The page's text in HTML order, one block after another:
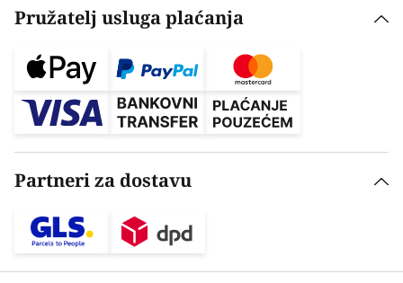
Pružatelj usluga plaćanja
Partneri za dostavu